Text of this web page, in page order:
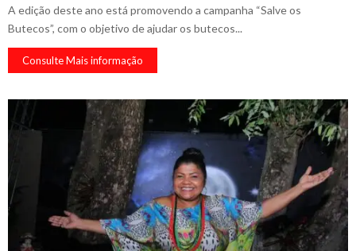
A edição deste ano está promovendo a campanha “Salve os
Butecos”, com o objetivo de ajudar os butecos...
Consulte Mais informação